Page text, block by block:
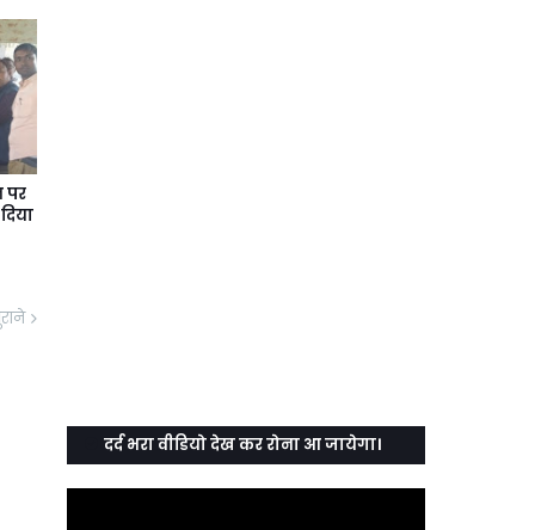
पर
दर्द भरा वीडियो देख कर रोना आ जायेगा।